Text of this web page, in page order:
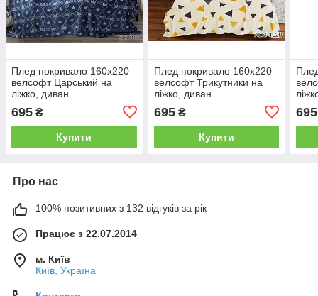
Плед покривало 160х220
велсофт Царський на
ліжко, диван
695 ₴
Купити
Плед покривало 160х220
велсофт Трикутники на
ліжко, диван
695₴
Купити
695
Про нас
100% позитивних з 132 відгуків за рік
Працює з 22.07.2014
м. Київ
Київ, Україна